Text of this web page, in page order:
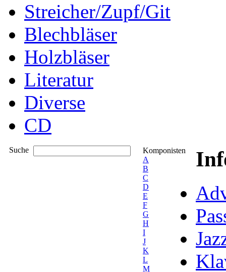
Streicher/Zupf/Git
Blechbläser
Holzbläser
Literatur
Diverse
CD
Suche
Komponisten
A
B
C
D
E
F
G
H
I
J
K
L
M